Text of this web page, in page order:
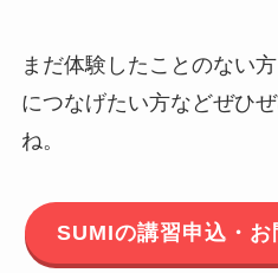
まだ体験したことのない
につなげたい方などぜひ
ね。
SUMIの講習申込・お